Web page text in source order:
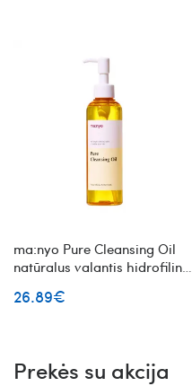
ma:nyo Pure Cleansing Oil
natūralus valantis hidrofilinis
26.89€
Prekės su akcija